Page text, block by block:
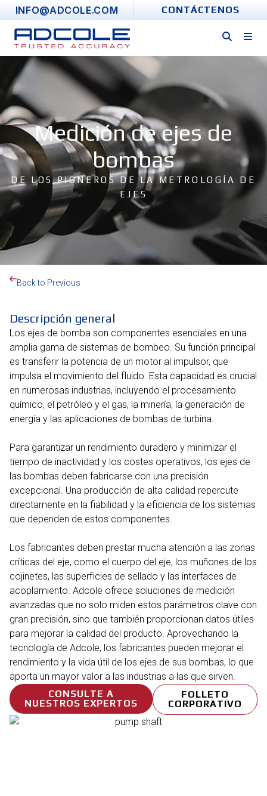
Skip
to
content
INFO@ADCOLE.COM CONTÁCTENOS
Medición de ejes de
bombas
DE LOS PIONEROS DE LA METROLOGÍA DE
EJES
Back to Previous
Descripción general
Los ejes de bomba son componentes esenciales en una
amplia gama de sistemas de bombeo. Su función principal
es transferir la potencia de un motor al impulsor, que
impulsa el movimiento del fluido. Esta capacidad es crucial
en numerosas industrias, incluyendo el procesamiento
químico, el petróleo y el gas, la minería, la generación de
energía y las aplicaciones de bombas de turbina.
Para garantizar un rendimiento duradero y minimizar el
tiempo de inactividad y los costes operativos, los ejes de
las bombas deben fabricarse con una precisión
excepcional. Una producción de alta calidad repercute
directamente en la fiabilidad y la eficiencia de los sistemas
que dependen de estos componentes.
Los fabricantes deben prestar mucha atención a las zonas
críticas del eje, como el cuerpo del eje, los muñones de los
cojinetes, las superficies de sellado y las interfaces de
acoplamiento. Adcole ofrece soluciones de medición
avanzadas que no solo miden estos parámetros clave con
gran precisión, sino que también proporcionan datos útiles
para mejorar la calidad del producto. Aprovechando la
tecnología de Adcole, los fabricantes pueden mejorar el
rendimiento y la vida útil de los ejes de sus bombas, lo que
aporta un mayor valor a las industrias a las que sirven.
CONSULTE A
NUESTROS EXPERTOS
FOLLETO
CORPORATIVO